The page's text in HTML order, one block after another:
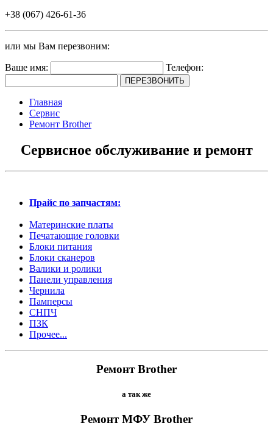
+38 (067) 426-61-36
или мы Вам перезвоним:
Ваше имя: Телефон:
Главная
Сервис
Ремонт Brother
Сервисное обслуживание и ремонт
Прайс по запчастям:
Материнские платы
Печатающие головки
Блоки питания
Блоки сканеров
Валики и ролики
Панели управления
Чернила
Памперсы
СНПЧ
ПЗК
Прочее...
Ремонт Brother
а так же
Ремонт МФУ Brother